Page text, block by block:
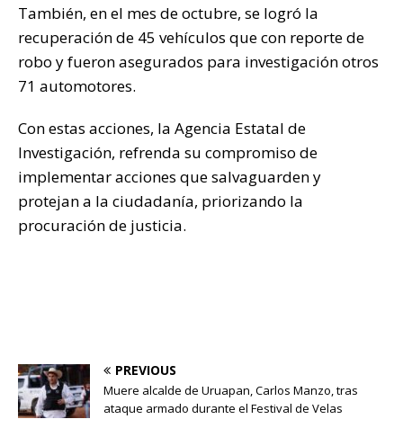
También, en el mes de octubre, se logró la
recuperación de 45 vehículos que con reporte de
robo y fueron asegurados para investigación otros
71 automotores.
Con estas acciones, la Agencia Estatal de
Investigación, refrenda su compromiso de
implementar acciones que salvaguarden y
protejan a la ciudadanía, priorizando la
procuración de justicia.
PREVIOUS
Muere alcalde de Uruapan, Carlos Manzo, tras
ataque armado durante el Festival de Velas